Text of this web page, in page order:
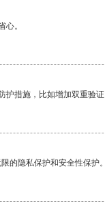
心。
护措施，比如增加双重验
的隐私保护和安全性保护